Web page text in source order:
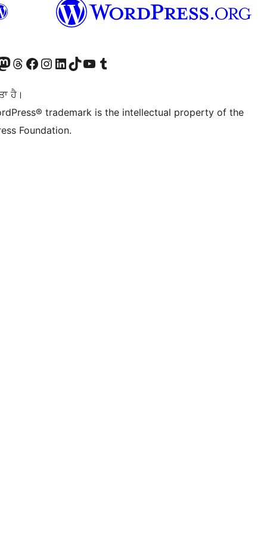
accountaccount
our Mastodon account
Visit our Threads account
Visit our Facebook page
Visit our Instagram account
Visit our LinkedIn account
Visit our TikTok account
Visit our YouTube channel
Visit our Tumblr account
ਹੈ।
trademark is the intellectual property of the
Foundation.